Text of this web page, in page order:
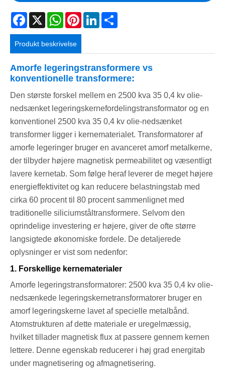
Facebook
X WhatsAppPinterestLinkedIn
Produkt beskrivelse
Amorfe legeringstransformere vs
konventionelle transformere:
Den største forskel mellem en 2500 kva 35 0,4 kv olie-
nedsænket legeringskernefordelingstransformator og en
konventionel 2500 kva 35 0,4 kv olie-nedsænket
transformer ligger i kernematerialet. Transformatorer af
amorfe legeringer bruger en avanceret amorf metalkerne,
der tilbyder højere magnetisk permeabilitet og væsentligt
lavere kernetab. Som følge heraf leverer de meget højere
energieffektivitet og kan reducere belastningstab med
cirka 60 procent til 80 procent sammenlignet med
traditionelle siliciumståltransformere. Selvom den
oprindelige investering er højere, giver de ofte større
langsigtede økonomiske fordele. De detaljerede
oplysninger er vist som nedenfor:
1. Forskellige kernematerialer
Amorfe legeringstransformatorer: 2500 kva 35 0,4 kv olie-
nedsænkede legeringskernetransformatorer bruger en
amorf legeringskerne lavet af specielle metalbånd.
Atomstrukturen af ​​dette materiale er uregelmæssig,
hvilket tillader magnetisk flux at passere gennem kernen
lettere. Denne egenskab reducerer i høj grad energitab
under magnetisering og afmagnetisering.